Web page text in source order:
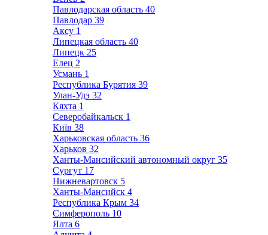
Павлодарская область 40
Павлодар 39
Аксу 1
Липецкая область 40
Липецк 25
Елец 2
Усмань 1
Республика Бурятия 39
Улан-Удэ 32
Кяхта 1
Северобайкальск 1
Київ 38
Харьковская область 36
Харьков 32
Ханты-Мансийский автономный округ 35
Сургут 17
Нижневартовск 5
Ханты-Мансийск 4
Республика Крым 34
Симферополь 10
Ялта 6